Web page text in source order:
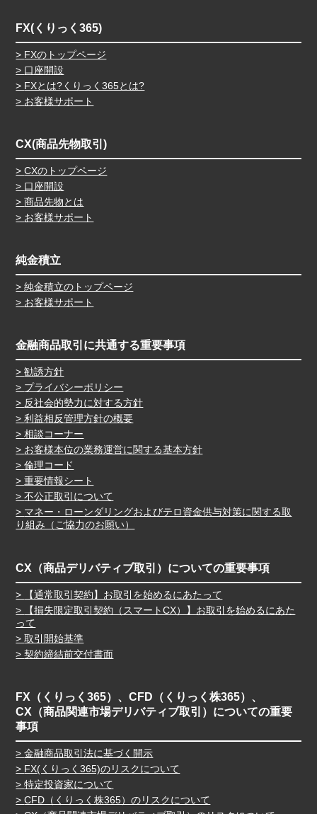
FX(くりっく365)
FXのトップページ
口座開設
FXとは?くりっく365とは?
お客様サポート
CX(商品先物取引)
CXのトップページ
口座開設
商品先物とは
お客様サポート
純金積立
純金積立のトップページ
お客様サポート
金融商品取引に共通する重要事項
勧誘方針
プライバシーポリシー
反社会的勢力に対する方針
利益相反管理方針の概要
相談コーナー
お客様本位の業務運営に関する基本方針
倫理コード
重要情報シート
不公正取引について
マネー・ローンダリングおよびテロ資金供与対策に関する取
り組み（ご協力のお願い）
CX（商品デリバティブ取引）についての重要事項
【通常取引契約】お取引を始めるにあたって
【損失限定取引契約（スマートCX）】お取引を始めるにあた
って
取引開始基準
契約締結前交付書面
FX（くりっく365）、CFD（くりっく株365）、
CX（商品関連市場デリバティブ取引）についての重要
事項
金融商品取引法に基づく開示
FX(くりっく365)のリスクについて
特定投資家について
CFD（くりっく株365）のリスクについて